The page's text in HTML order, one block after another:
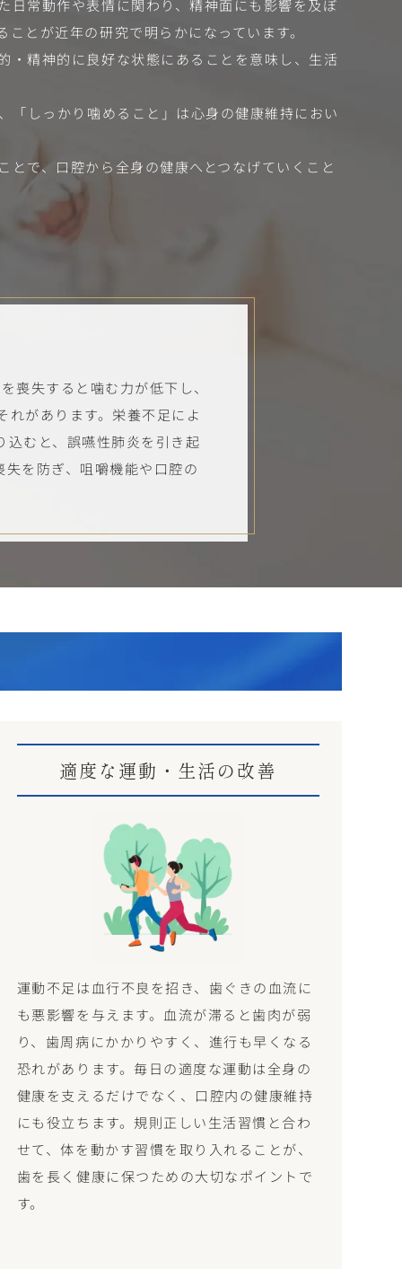
日常動作や表情に関わり、精神面にも影響を及ぼ
とが近年の研究で明らかになっています。
・精神的に良好な状態にあることを意味し、生活
「しっかり噛めること」は心身の健康維持におい
で、口腔から全身の健康へとつなげていくこと
喪失すると噛む力が低下し、
があります。栄養不足によ
むと、誤嚥性肺炎を引き起
を防ぎ、咀嚼機能や口腔の
適度な運動・生活の改善
運動不足は血行不良を招き、歯ぐきの血流に
も悪影響を与えます。血流が滞ると歯肉が弱
り、歯周病にかかりやすく、進行も早くなる
恐れがあります。毎日の適度な運動は全身の
健康を支えるだけでなく、口腔内の健康維持
にも役立ちます。規則正しい生活習慣と合わ
せて、体を動かす習慣を取り入れることが、
歯を長く健康に保つための大切なポイントで
す。